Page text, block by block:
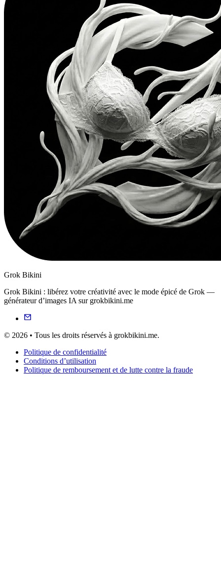
Grok Bikini
Grok Bikini : libérez votre créativité avec le mode épicé de Grok —
générateur d’images IA sur grokbikini.me
© 2026 • Tous les droits réservés à grokbikini.me.
Politique de confidentialité
Conditions d’utilisation
Politique de remboursement et de lutte contre la fraude